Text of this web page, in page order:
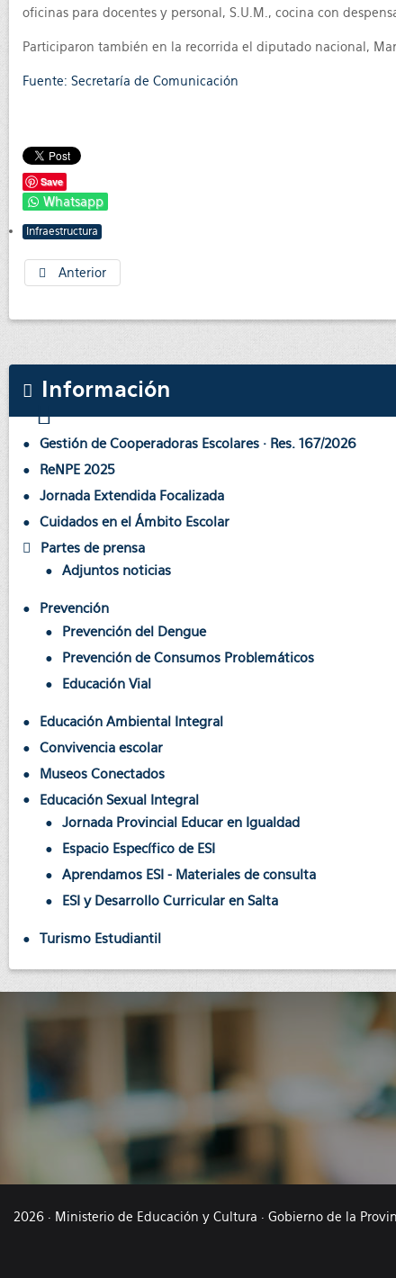
oficinas para docentes y personal, S.U.M., cocina con
Participaron también en la recorrida el diputado nacional,
Fuente: Secretaría de Comunicación
Save
Whatsapp
Infraestructura
Anterior
Información
Gestión de Cooperadoras Escolares · Res. 167/2026
ReNPE 2025
Jornada Extendida Focalizada
Cuidados en el Ámbito Escolar
Partes de prensa
Adjuntos noticias
Prevención
Prevención del Dengue
Prevención de Consumos Problemáticos
Educación Vial
Educación Ambiental Integral
Convivencia escolar
Museos Conectados
Educación Sexual Integral
Jornada Provincial Educar en Igualdad
Espacio Específico de ESI
Aprendamos ESI - Materiales de consulta
ESI y Desarrollo Curricular en Salta
Turismo Estudiantil
2026 · Ministerio de Educación y Cultura · Gobierno de la